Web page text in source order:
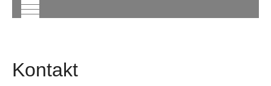
Mobile Menu Toggle
Kontakt